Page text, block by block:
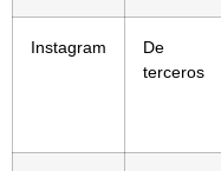
Instagram
De
terceros